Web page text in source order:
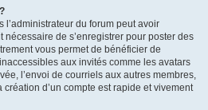
l’administrateur du forum peut avoir
nécessaire de s’enregistrer pour poster des
vous permet de bénéficier de
aux invités comme les avatars
l’envoi de courriels aux autres membres,
création d’un compte est rapide et vivement